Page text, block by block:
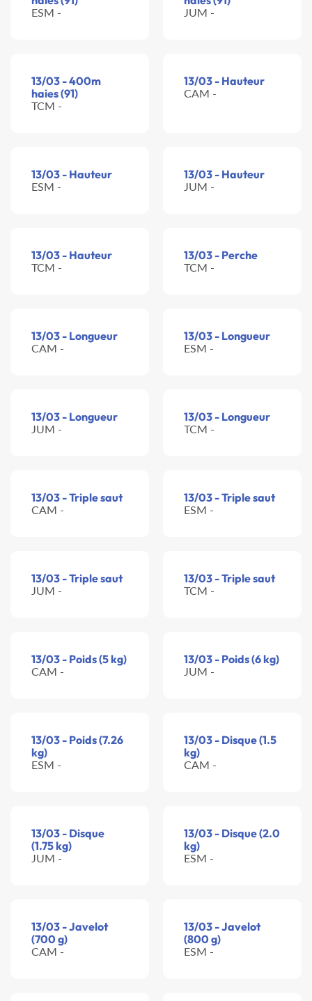
ESM - JUM -
13/03 - 400m
haies (91)
TCM -
13/03 - Hauteur
CAM -
13/03 - Hauteur
ESM -
13/03 - Hauteur
JUM -
13/03 - Hauteur
TCM -
13/03 - Perche
TCM -
13/03 - Longueur
CAM -
13/03 - Longueur
ESM -
13/03 - Longueur
JUM -
13/03 - Longueur
TCM -
13/03 - Triple saut
CAM -
13/03 - Triple saut
ESM -
13/03 - Triple saut
JUM -
13/03 - Triple saut
TCM -
13/03 - Poids (5 kg)
CAM -
13/03 - Poids (6 kg)
JUM -
13/03 - Poids (7.26
kg)
ESM -
13/03 - Disque (1.5
kg)
CAM -
13/03 - Disque
(1.75 kg)
JUM -
13/03 - Disque (2.0
kg)
ESM -
13/03 - Javelot
(700 g)
CAM -
13/03 - Javelot
(800 g)
ESM -